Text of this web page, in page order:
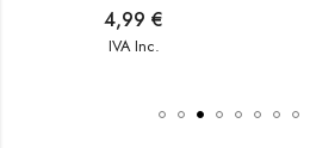
4,99 €
IVA Inc.